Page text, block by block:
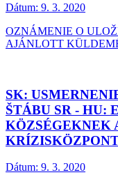
Dátum: 9. 3. 2020
OZNÁMENIE O
AJÁNLOTT
SK:
ŠTÁBU SR - HU:
KÖZSÉGEKNEK
Dátum: 9. 3. 2020